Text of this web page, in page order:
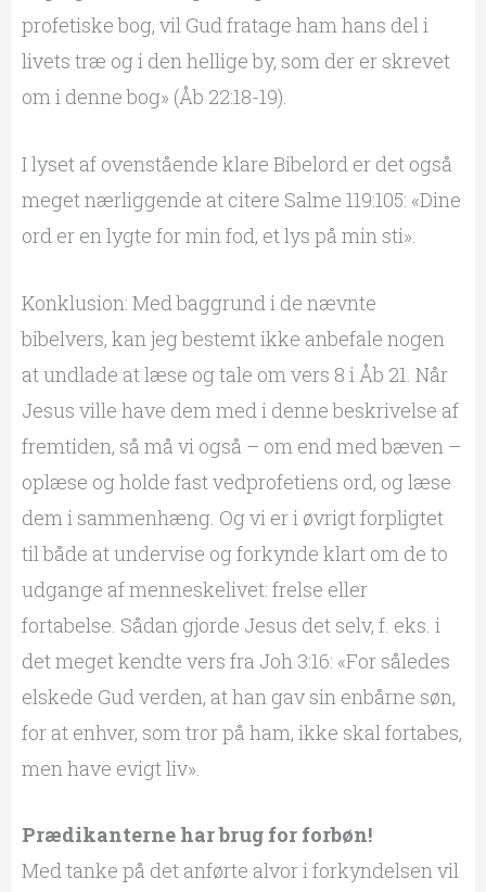
profetiske bog, vil Gud fratage ham hans del i
livets træ og i den hellige by, som der er skrevet
om i denne bog» (Åb 22:18-19).
I lyset af ovenstående klare Bibelord er det også
meget nærliggende at citere Salme 119:105: «Dine
ord er en lygte for min fod, et lys på min sti».
Konklusion: Med baggrund i de nævnte
bibelvers, kan jeg bestemt ikke anbefale nogen
at undlade at læse og tale om vers 8 i Åb 21. Når
Jesus ville have dem med i denne beskrivelse af
fremtiden, så må vi også – om end med bæven –
oplæse og holde fast vedprofetiens ord, og læse
dem i sammenhæng. Og vi er i øvrigt forpligtet
til både at undervise og forkynde klart om de to
udgange af menneskelivet: frelse eller
fortabelse. Sådan gjorde Jesus det selv, f. eks. i
det meget kendte vers fra Joh 3:16: «For således
elskede Gud verden, at han gav sin enbårne søn,
for at enhver, som tror på ham, ikke skal fortabes,
men have evigt liv».
Prædikanterne har brug for forbøn!
Med tanke på det anførte alvor i forkyndelsen vil